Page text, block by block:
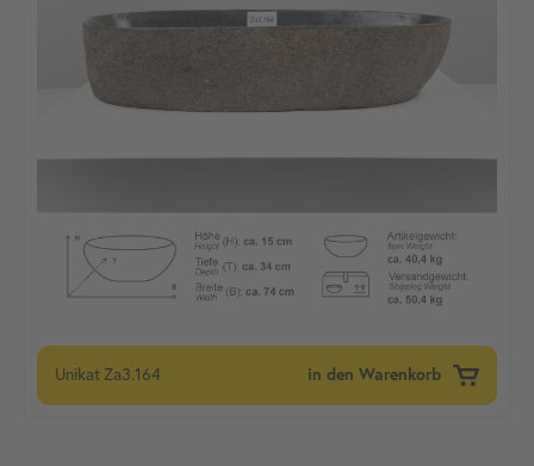
UnikatZa3.164 in den Warenkorb